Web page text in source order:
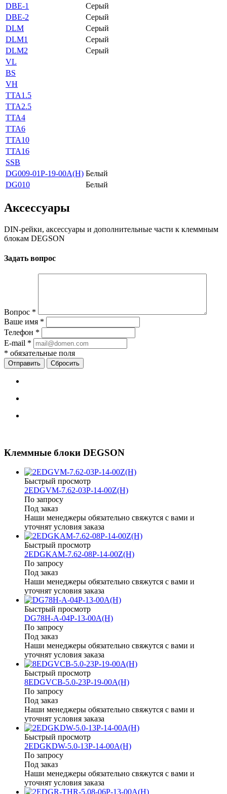
DBE-1
Серый
DBE-2
Серый
DLM
Серый
DLM1
Серый
DLM2
Серый
VL
BS
VH
TTA1.5
TTA2.5
TTA4
TTA6
TTA10
TTA16
SSB
DG009-01P-19-00A(H) Белый
DG010
Белый
Аксессуары
DIN-рейки, аксессуары и дополнительные части к клеммным
блокам DEGSON
Задать вопрос
Вопрос *
Ваше имя *
Телефон *
E-mail *
* обязательные поля
Сбросить
Клеммные блоки DEGSON
Быстрый просмотр
2EDGVM-7.62-03P-14-00Z(H)
По запросу
Под заказ
Наши менеджеры обязательно свяжутся с вами и
уточнят условия заказа
Быстрый просмотр
2EDGKAM-7.62-08P-14-00Z(H)
По запросу
Под заказ
Наши менеджеры обязательно свяжутся с вами и
уточнят условия заказа
Быстрый просмотр
DG78H-A-04P-13-00A(H)
По запросу
Под заказ
Наши менеджеры обязательно свяжутся с вами и
уточнят условия заказа
Быстрый просмотр
8EDGVCB-5.0-23P-19-00A(H)
По запросу
Под заказ
Наши менеджеры обязательно свяжутся с вами и
уточнят условия заказа
Быстрый просмотр
2EDGKDW-5.0-13P-14-00A(H)
По запросу
Под заказ
Наши менеджеры обязательно свяжутся с вами и
уточнят условия заказа